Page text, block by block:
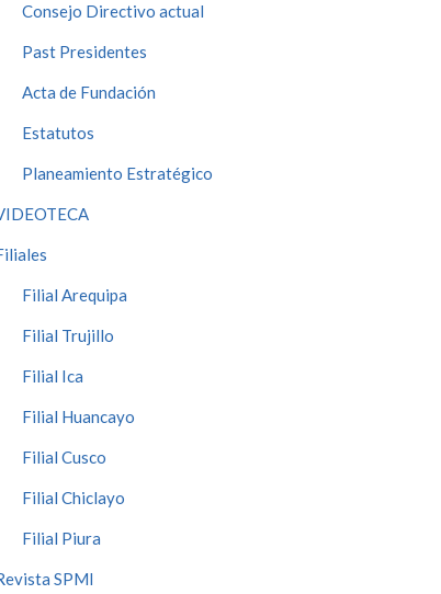
Consejo Directivo actual
Past Presidentes
Acta de Fundación
Estatutos
Planeamiento Estratégico
Filial Arequipa
Filial Trujillo
Filial Ica
Filial Huancayo
Filial Cusco
Filial Chiclayo
Filial Piura
SPMI